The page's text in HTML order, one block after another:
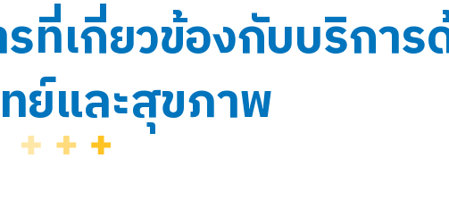
ที่เกี่ยวข้องกับบริการ
ย์และสุขภาพ